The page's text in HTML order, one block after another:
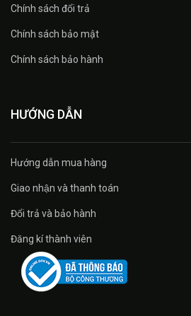
Chính sách đổi trả
Chính sách bảo mật
Chính sách bảo hành
HƯỚNG DẪN
Hướng dẫn mua hàng
Giao nhận và thanh toán
Đổi trả và bảo hành
Đăng kí thành viên